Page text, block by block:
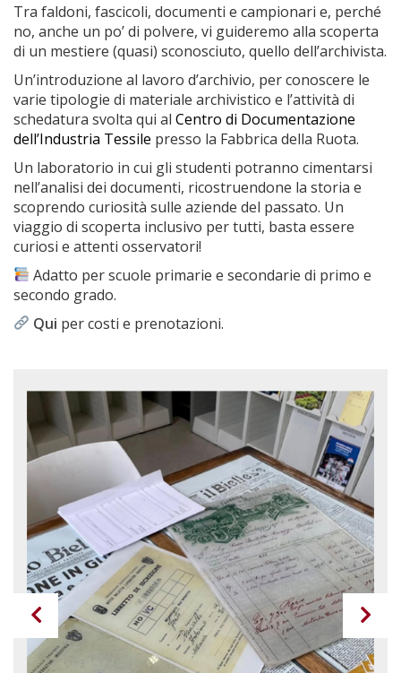
Tra faldoni, fascicoli, documenti e campionari e, perché
no, anche un po’ di polvere, vi guideremo alla scoperta
di un mestiere (quasi) sconosciuto, quello dell’archivista.
Un’introduzione al lavoro d’archivio, per conoscere le
varie tipologie di materiale archivistico e l’attività di
schedatura svolta qui al Centro di Documentazione
dell’Industria Tessile presso la Fabbrica della Ruota.
Un laboratorio in cui gli studenti potranno cimentarsi
nell’analisi dei documenti, ricostruendone la storia e
scoprendo curiosità sulle aziende del passato. Un
viaggio di scoperta inclusivo per tutti, basta essere
curiosi e attenti osservatori!
Adatto per scuole primarie e secondarie di primo e
secondo grado.
Qui per costi e prenotazioni.